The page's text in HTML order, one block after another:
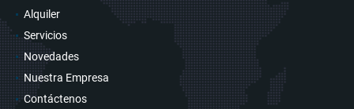
Alquiler
Servicios
Novedades
Nuestra Empresa
Contáctenos